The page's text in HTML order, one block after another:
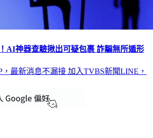
AI神器查驗揪出可疑包裹 詐騙無所遁形
，最新消息不漏接 加入TVBS新聞LINE，